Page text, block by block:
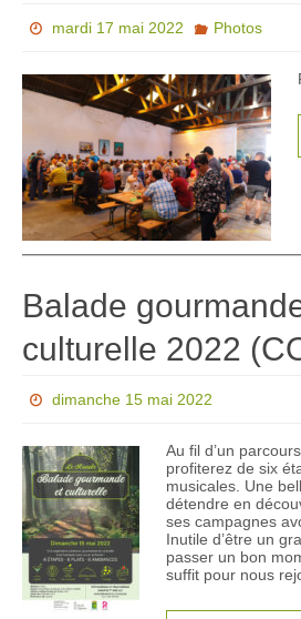
mardi 17 mai 2022 Photos
Balade
culturelle 2022
dimanche 15 mai 2022
Au fil d’un
profiterez de six
musicales. Une
détendre en
ses campagnes
Inutile d’être un
passer un bon
suffit pour nous